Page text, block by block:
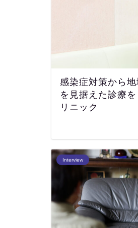
感染症対策から
を見据えた診療
リニック
Interview